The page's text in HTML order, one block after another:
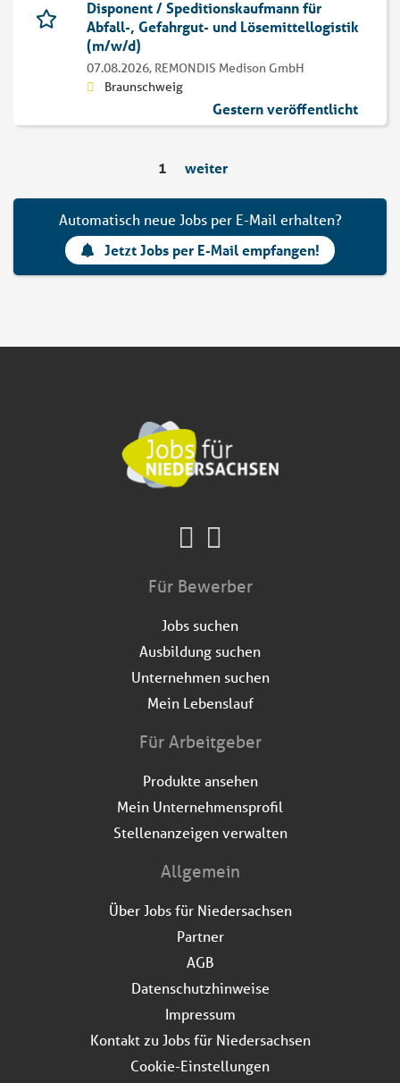
Disponent / Speditionskaufmann für
Abfall-, Gefahrgut- und Lösemittellogistik
(m/w/d)
07.08.2026, REMONDIS Medison GmbH
Braunschweig
Gestern veröffentlicht
1 weiter
Automatisch neue Jobs per E-Mail erhalten?
Jetzt Jobs per E-Mail empfangen!
Für Bewerber
Jobs suchen
Ausbildung suchen
Unternehmen suchen
Mein Lebenslauf
Für Arbeitgeber
Produkte ansehen
Mein Unternehmensprofil
Stellenanzeigen verwalten
Allgemein
Über Jobs für Niedersachsen
Partner
AGB
Datenschutzhinweise
Impressum
Kontakt zu Jobs für Niedersachsen
Cookie-Einstellungen